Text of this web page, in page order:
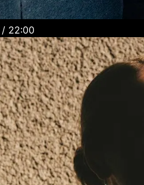
piątek, 7.06 / 22:00